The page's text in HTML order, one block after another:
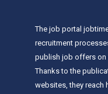
The job portal
recruitment
publish job offers on
Thanks to the
websites, they